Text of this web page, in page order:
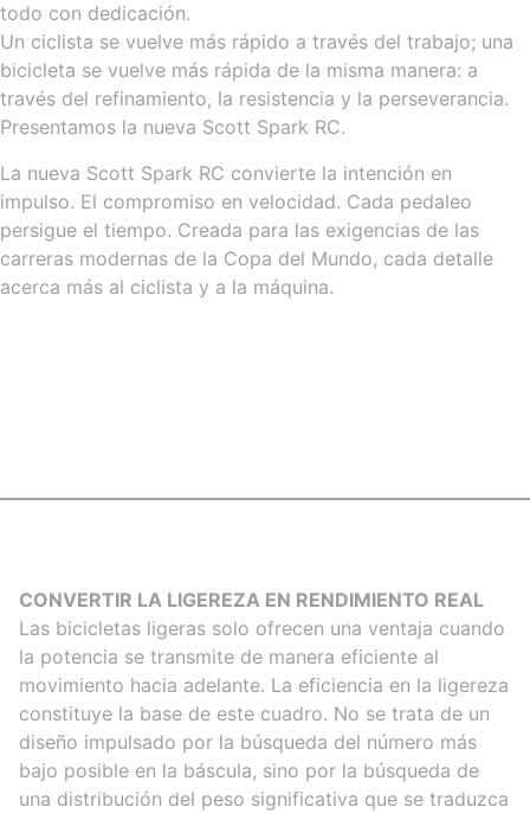
todo con dedicación.
Un ciclista se vuelve más rápido a través del trabajo; una
bicicleta se vuelve más rápida de la misma manera: a
través del refinamiento, la resistencia y la perseverancia.
Presentamos la nueva Scott Spark RC.
La nueva Scott Spark RC convierte la intención en
impulso. El compromiso en velocidad. Cada pedaleo
persigue el tiempo. Creada para las exigencias de las
carreras modernas de la Copa del Mundo, cada detalle
acerca más al ciclista y a la máquina.
CONVERTIR LA LIGEREZA EN RENDIMIENTO REAL
Las bicicletas ligeras solo ofrecen una ventaja cuando
la potencia se transmite de manera eficiente al
movimiento hacia adelante. La eficiencia en la ligereza
constituye la base de este cuadro. No se trata de un
diseño impulsado por la búsqueda del número más
bajo posible en la báscula, sino por la búsqueda de
una distribución del peso significativa que se traduzca